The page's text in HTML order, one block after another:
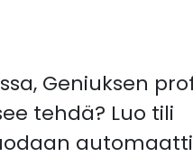
Geniuksen
tehdä? Luo tili